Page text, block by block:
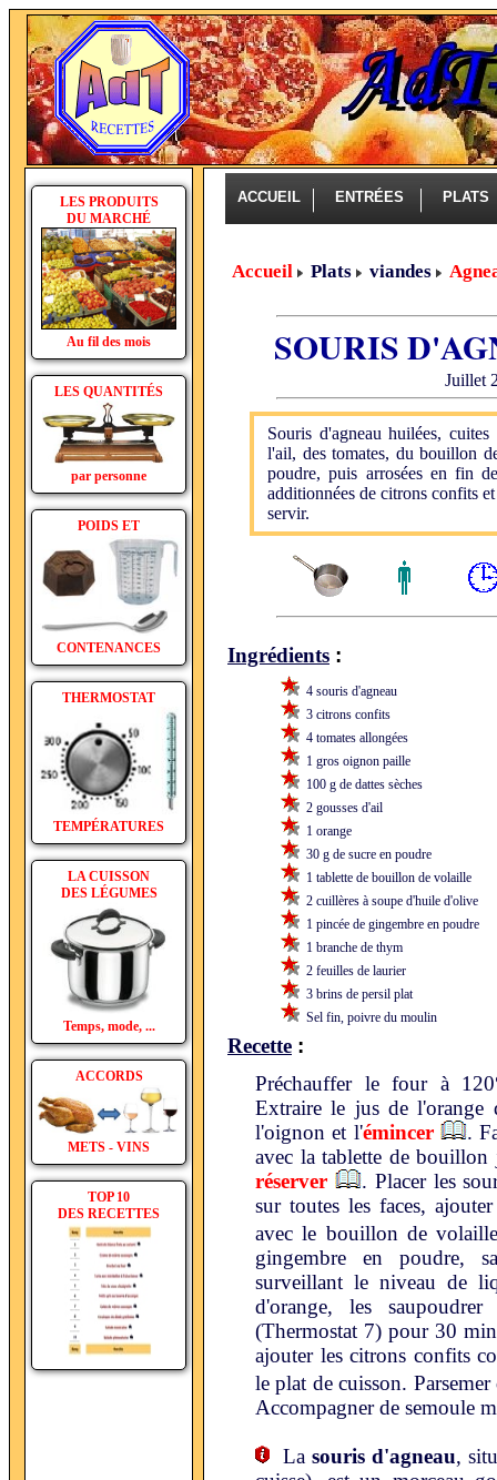
LES PRODUITS
DU MARCHÉ
Au fil des mois
LES QUANTITÉS
par personne
POIDS ET
CONTENANCES
THERMOSTAT
TEMPÉRATURES
LA CUISSON
DES LÉGUMES
Temps, mode, ...
ACCORDS
METS - VINS
TOP 10
DES RECETTES
ACCUEIL ENTRÉES PLATS
Accueil Plats viandes
SOURIS
Juillet
Souris d'agneau huilées,
l'ail, des tomates, du bouillon
poudre, puis arrosées en fin
additionnées de citrons confits
servir.
Ingrédients :
4 souris d'agneau
3 citrons confits
4 tomates allongées
1 gros oignon paille
100 g de dattes sèches
2 gousses d'ail
1 orange
30 g de sucre en poudre
1 tablette de bouillon de volaille
2 cuillères à soupe d'huile d'olive
1 pincée de gingembre en poudre
1 branche de thym
2 feuilles de laurier
3 brins de persil plat
Sel fin, poivre du moulin
Recette :
Préchauffer le four à
Extraire le jus de l'orange
l'oignon et l'émincer
.
avec la tablette de bouillon
réserver
. Placer les
sur toutes les faces,
avec le bouillon de
gingembre en poudre,
surveillant le niveau de
d'orange, les
(Thermostat 7) pour 30
ajouter les citrons confits
le plat de cuisson.
Accompagner de semoule
La souris d'agneau,